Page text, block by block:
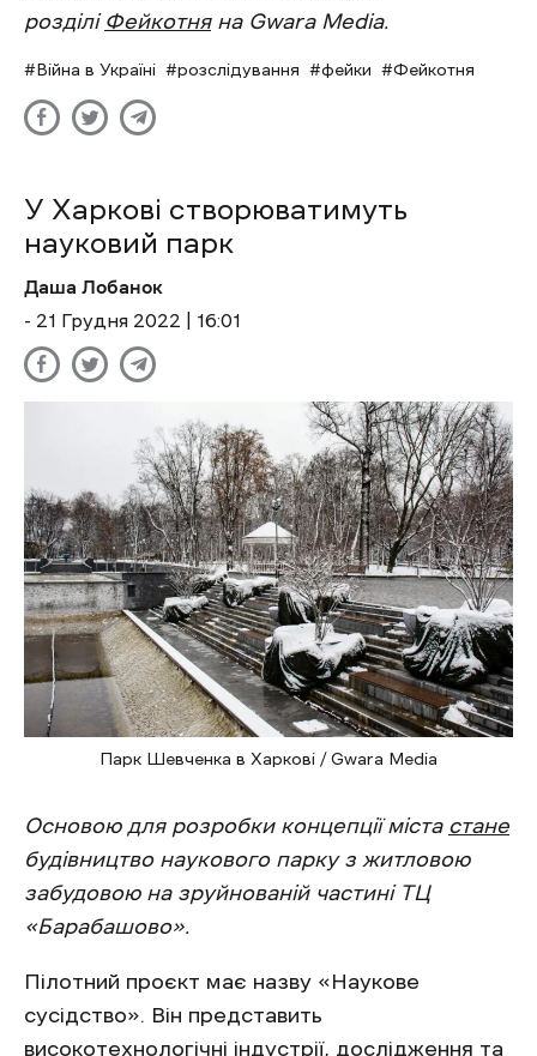
розділі Фейкотняна Gwara Media.
Війна в Україні розслідування фейки Фейкотня
У Харкові створюватимуть
науковий парк
Даша Лобанок
- 21 Грудня 2022 | 16:01
Парк Шевченка в Харкові / Gwara Media
Основою для розробки концепції міста стане
будівництво наукового парку з житловою
забудовою на зруйнованій частині ТЦ
«Барабашово».
Пілотний проєкт має назву «Наукове
сусідство». Він представить
високотехнологічні індустрії, дослідження та